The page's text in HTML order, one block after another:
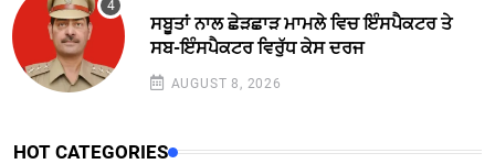
ਸਬੂਤਾਂ ਨਾਲ ਛੇੜਛਾੜ ਮਾਮਲੇ ਵਿਚ ਇੰਸਪੈਕਟਰ ਤੇ
ਸਬ-ਇੰਸਪੈਕਟਰ ਵਿਰੁੱਧ ਕੇਸ ਦਰਜ
AUGUST 8, 2026
HOT CATEGORIES